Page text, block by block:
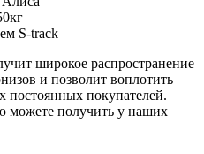
S-track
широкое распространение
и позволит воплотить
покупателей.
можете получить у наших